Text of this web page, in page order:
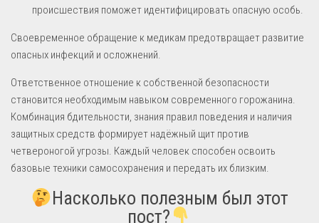
происшествия поможет идентифицировать опасную особь.
Своевременное обращение к медикам предотвращает развитие
опасных инфекций и осложнений.
Ответственное отношение к собственной безопасности
становится необходимым навыком современного горожанина.
Комбинация бдительности, знания правил поведения и наличия
защитных средств формирует надёжный щит против
четвероногой угрозы. Каждый человек способен освоить
базовые техники самосохранения и передать их близким.
Насколько полезным был этот
пост?